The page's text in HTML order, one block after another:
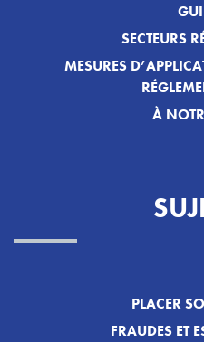
SECTEURS
MESURES
À
PLACER
FRAUDES ET